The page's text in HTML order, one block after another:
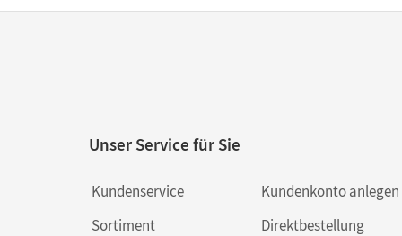
Unser Service für Sie
Kundenservice
Sortiment
Kundenkonto anlegen
Direktbestellung